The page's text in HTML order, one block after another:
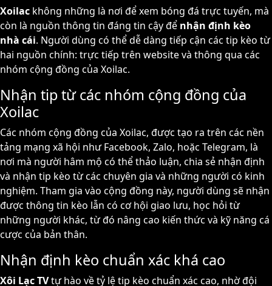
Xoilac không những là nơi để xem bóng đá trực tuyến, mà
còn là nguồn thông tin đáng tin cậy để nhận định kèo
nhà cái. Người dùng có thể dễ dàng tiếp cận các tip kèo từ
hai nguồn chính: trực tiếp trên website và thông qua các
nhóm cộng đồng của Xoilac.
Nhận tip từ các nhóm cộng đồng của
Xoilac
Các nhóm cộng đồng của Xoilac, được tạo ra trên các nền
tảng mạng xã hội như Facebook, Zalo, hoặc Telegram, là
nơi mà người hâm mộ có thể thảo luận, chia sẻ nhận định
và nhận tip kèo từ các chuyên gia và những người có kinh
nghiệm. Tham gia vào cộng đồng này, người dùng sẽ nhận
được thông tin kèo lẫn có cơ hội giao lưu, học hỏi từ
những người khác, từ đó nâng cao kiến thức và kỹ năng cá
cược của bản thân.
Nhận định kèo chuẩn xác khá cao
Xôi Lạc TVtự hào về tỷ lệ tip kèo chuẩn xác cao, nhờ đội